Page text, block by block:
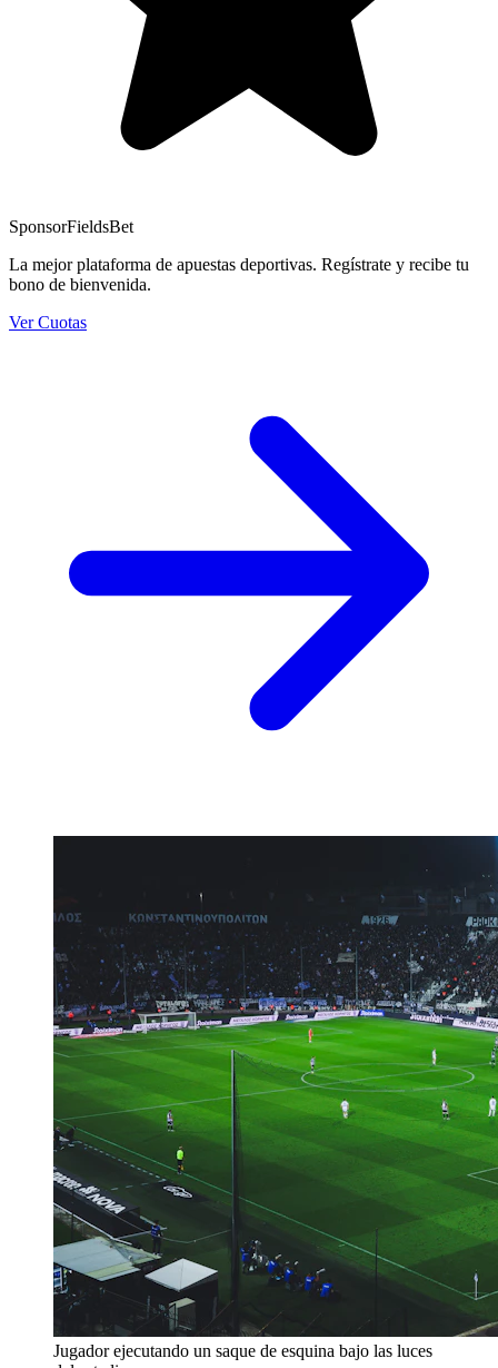
SponsorFieldsBet
La mejor plataforma de apuestas deportivas. Regístrate y recibe tu
bono de bienvenida.
Ver Cuotas
Jugador ejecutando un saque de esquina bajo las luces